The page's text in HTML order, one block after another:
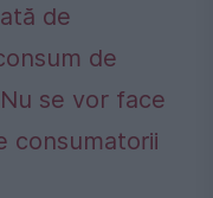
de
de
se vor face
consumatorii